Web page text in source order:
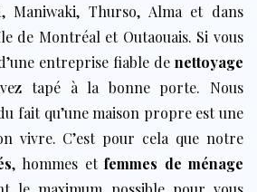
Maniwaki, Thurso, Alma et dans
de Montréal et Outaouais. Si vous
entreprise fiable de nettoyage
tapé à la bonne porte. Nous
fait qu’une maison propre est une
vivre. C’est pour cela que notre
, hommes etfemmes de ménage